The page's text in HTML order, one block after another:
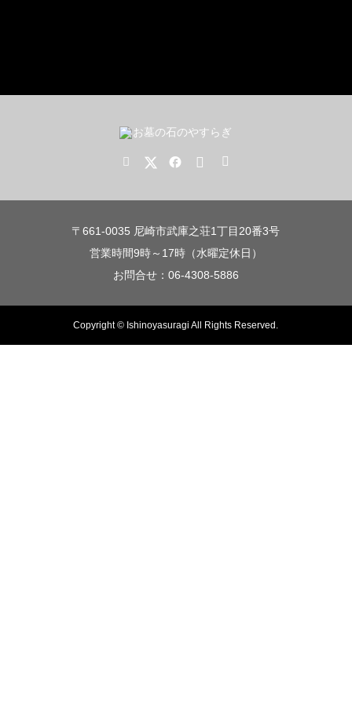
〒661-0035 尼崎市武庫之荘1丁目20番3号
営業時間9時～17時（水曜定休日）
お問合せ：06-4308-5886
Copyright © Ishinoyasuragi All Rights Reserved.